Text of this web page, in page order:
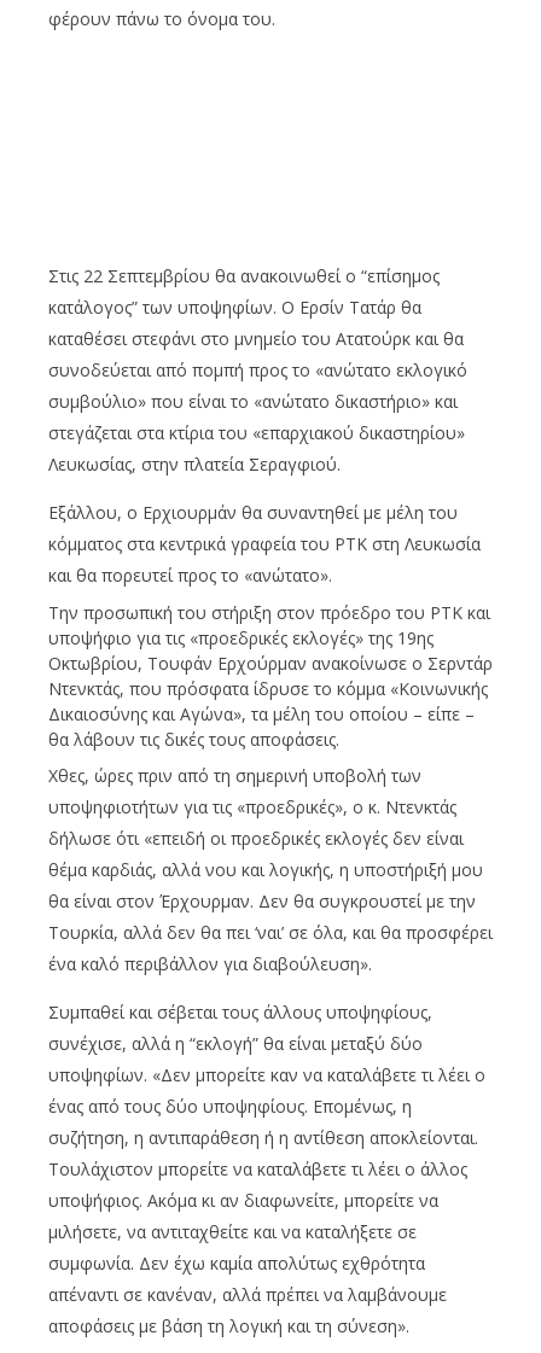
φέρουν πάνω το όνομα του.
Στις 22 Σεπτεμβρίου θα ανακοινωθεί ο “επίσημος
κατάλογος” των υποψηφίων. Ο Ερσίν Τατάρ θα
καταθέσει στεφάνι στο μνημείο του Ατατούρκ και θα
συνοδεύεται από πομπή προς το «ανώτατο εκλογικό
συμβούλιο» που είναι το «ανώτατο δικαστήριο» και
στεγάζεται στα κτίρια του «επαρχιακού δικαστηρίου»
Λευκωσίας, στην πλατεία Σεραγφιού.
Εξάλλου, ο Ερχιουρμάν θα συναντηθεί με μέλη του
κόμματος στα κεντρικά γραφεία του ΡΤΚ στη Λευκωσία
και θα πορευτεί προς το «ανώτατο».
Την προσωπική του στήριξη στον πρόεδρο του ΡΤΚ και
υποψήφιο για τις «προεδρικές εκλογές» της 19ης
Οκτωβρίου, Τουφάν Ερχούρμαν ανακοίνωσε ο Σερντάρ
Ντενκτάς, που πρόσφατα ίδρυσε το κόμμα «Κοινωνικής
Δικαιοσύνης και Αγώνα», τα μέλη του οποίου – είπε –
θα λάβουν τις δικές τους αποφάσεις.
Χθες, ώρες πριν από τη σημερινή υποβολή των
υποψηφιοτήτων για τις «προεδρικές», ο κ. Ντενκτάς
δήλωσε ότι «επειδή οι προεδρικές εκλογές δεν είναι
θέμα καρδιάς, αλλά νου και λογικής, η υποστήριξή μου
θα είναι στον Έρχουρμαν. Δεν θα συγκρουστεί με την
Τουρκία, αλλά δεν θα πει ‘ναι’ σε όλα, και θα προσφέρει
ένα καλό περιβάλλον για διαβούλευση».
Συμπαθεί και σέβεται τους άλλους υποψηφίους,
συνέχισε, αλλά η “εκλογή” θα είναι μεταξύ δύο
υποψηφίων. «Δεν μπορείτε καν να καταλάβετε τι λέει ο
ένας από τους δύο υποψηφίους. Επομένως, η
συζήτηση, η αντιπαράθεση ή η αντίθεση αποκλείονται.
Τουλάχιστον μπορείτε να καταλάβετε τι λέει ο άλλος
υποψήφιος. Ακόμα κι αν διαφωνείτε, μπορείτε να
μιλήσετε, να αντιταχθείτε και να καταλήξετε σε
συμφωνία. Δεν έχω καμία απολύτως εχθρότητα
απέναντι σε κανέναν, αλλά πρέπει να λαμβάνουμε
αποφάσεις με βάση τη λογική και τη σύνεση».